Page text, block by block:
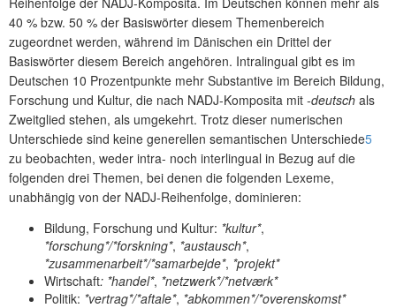
40 % bzw. 50 % der Basiswörter diesem Themenbereich
zugeordnet werden, während im Dänischen ein Drittel der
Basiswörter diesem Bereich angehören. Intralingual gibt es im
Deutschen 10 Prozentpunkte mehr Substantive im Bereich Bildung,
Forschung und Kultur, die nach NADJ-Komposita mit -deutsch als
Zweitglied stehen, als umgekehrt. Trotz dieser numerischen
Unterschiede sind keine generellen semantischen Unterschiede5
zu beobachten, weder intra- noch interlingual in Bezug auf die
folgenden drei Themen, bei denen die folgenden Lexeme,
unabhängig von der NADJ-Reihenfolge, dominieren:
Bildung, Forschung und Kultur: *kultur*,
*forschung*/*forskning*, *austausch*,
*zusammenarbeit*/*samarbejde*, *projekt*
Wirtschaft: *handel*, *netzwerk*/*netværk*
Politik: *vertrag*/*aftale*, *abkommen*/*overenskomst*